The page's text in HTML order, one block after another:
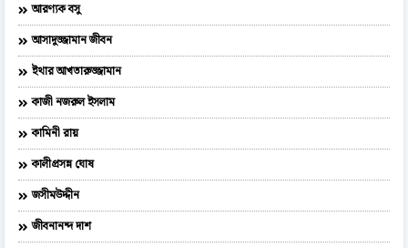
আরণ্যক বসু
আসাদুজ্জামান জীবন
ইথার আখতারুজ্জামান
কাজী নজরুল ইসলাম
কামিনী রায়
কালীপ্রসন্ন ঘোষ
জসীমউদ্দীন
জীবনানন্দ দাশ